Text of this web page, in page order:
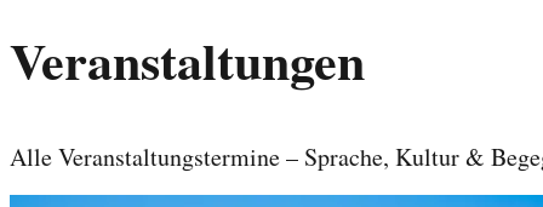
Veranstaltungen
Alle Veranstaltungstermine – Sprache, Kultur &